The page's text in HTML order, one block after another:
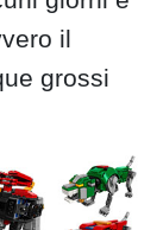
il
grossi